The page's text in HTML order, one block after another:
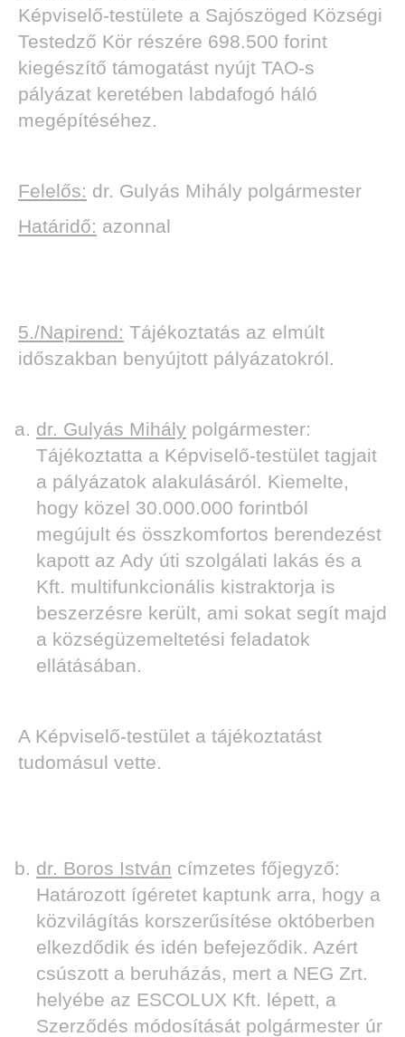
Képviselő-testülete a Sajószöged Községi
Testedző Kör részére 698.500 forint
kiegészítő támogatást nyújt TAO-s
pályázat keretében labdafogó háló
megépítéséhez.
Felelős: dr. Gulyás Mihály polgármester
Határidő: azonnal
5./Napirend: Tájékoztatás az elmúlt
időszakban benyújtott pályázatokról.
dr. Gulyás Mihály polgármester:
Tájékoztatta a Képviselő-testület tagjait
a pályázatok alakulásáról. Kiemelte,
hogy közel 30.000.000 forintból
megújult és összkomfortos berendezést
kapott az Ady úti szolgálati lakás és a
Kft. multifunkcionális kistraktorja is
beszerzésre került, ami sokat segít majd
a községüzemeltetési feladatok
ellátásában.
A Képviselő-testület a tájékoztatást
tudomásul vette.
dr. Boros István címzetes főjegyző:
Határozott ígéretet kaptunk arra, hogy a
közvilágítás korszerűsítése októberben
elkezdődik és idén befejeződik. Azért
csúszott a beruházás, mert a NEG Zrt.
helyébe az ESCOLUX Kft. lépett, a
Szerződés módosítását polgármester úr